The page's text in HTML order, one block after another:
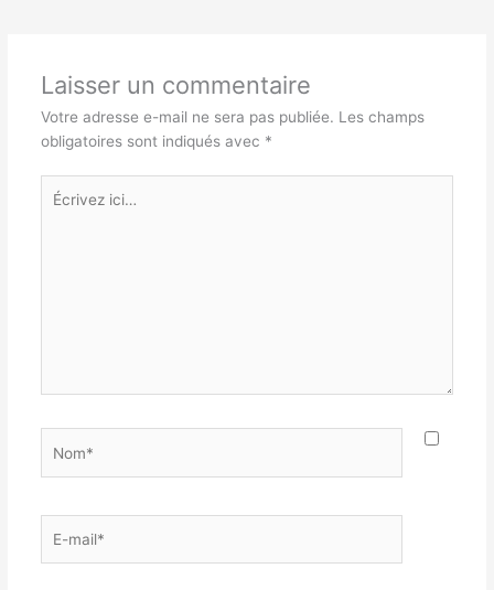
Laisser un commentaire
Votre adresse e-mail ne sera pas publiée. Les champs
obligatoires sont indiqués avec *
Écrivez
ici…
mail*